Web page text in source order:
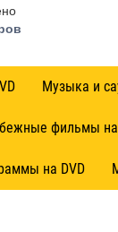
Музыка и
фильмы на
на DVD